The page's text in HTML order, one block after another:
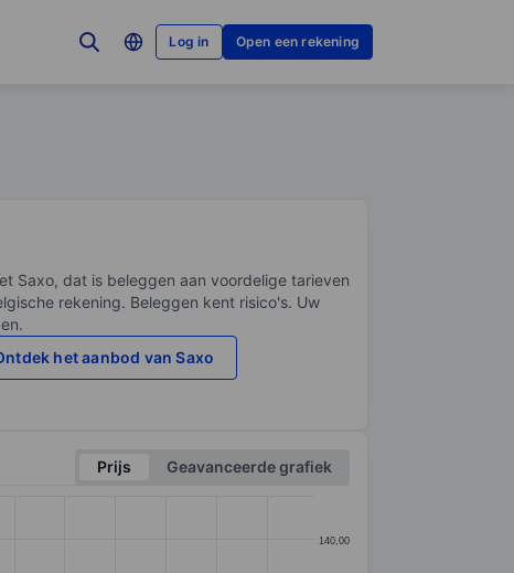
Log in Open een rekening
Saxo, dat is beleggen aan voordelige tarieven
rekening. Beleggen kent risico's. Uw
het aanbod van Saxo
Prijs
Geavanceerde grafiek
140,00